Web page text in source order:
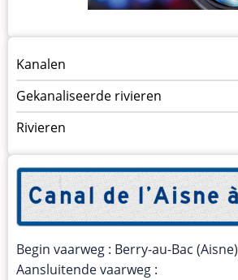
Menu
vaarwegen
Kanalen
Gekanaliseerde rivieren
Rivieren
Begin vaarweg : Berry-au-Bac (Aisne)
Aansluitende vaarweg :